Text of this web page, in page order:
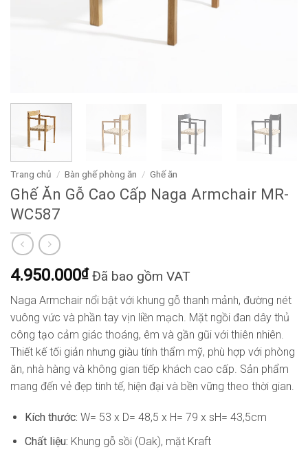
Trang chủ / Bàn ghế phòng ăn / Ghế ăn
Ghế Ăn Gỗ Cao Cấp Naga Armchair MR-
WC587
4.950.000₫ Đã bao gồm VAT
Naga Armchair nổi bật với khung gỗ thanh mảnh, đường nét
vuông vức và phần tay vịn liền mạch. Mặt ngồi đan dây thủ
công tạo cảm giác thoáng, êm và gần gũi với thiên nhiên.
Thiết kế tối giản nhưng giàu tính thẩm mỹ, phù hợp với phòng
ăn, nhà hàng và không gian tiếp khách cao cấp. Sản phẩm
mang đến vẻ đẹp tinh tế, hiện đại và bền vững theo thời gian.
Kích thước: W= 53 x D= 48,5 x H= 79 x sH= 43,5cm
Chất liệu: Khung gỗ sồi (Oak), mặt Kraft